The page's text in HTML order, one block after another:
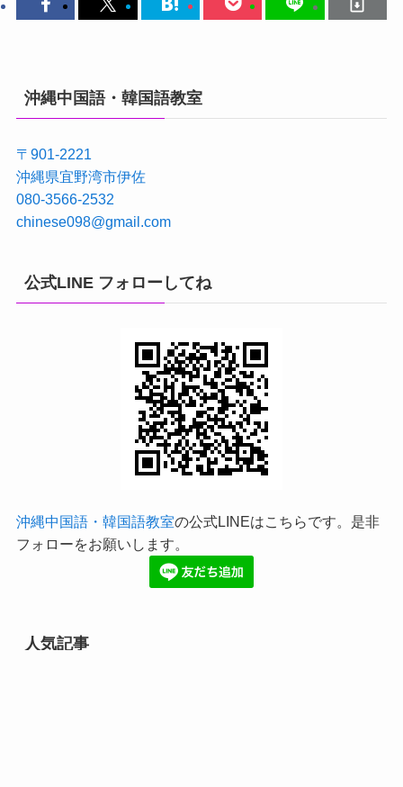
沖縄中国語・韓国語教室
〒901-2221
沖縄県宜野湾市伊佐
080-3566-2532
chinese098@gmail.com
公式LINE フォローしてね
沖縄中国語・韓国語教室の公式LINEはこちらです。是非
フォローをお願いします。
人気記事